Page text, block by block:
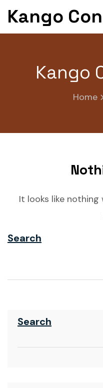
Kango
Kango
Home
Search
It looks like nothing
Search